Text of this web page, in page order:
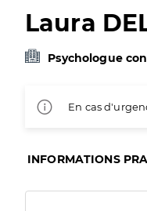
Laura
Psychologue
En cas
INFORMATIONS